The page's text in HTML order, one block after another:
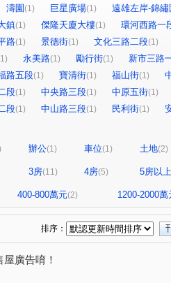
濤園(1) 巨星廣場(1)
遠雄左岸-錦繡
鎮(1) 傑隆天廈大樓(1)
環河西路一
路(1) 景德街(1) 文化三路二段(1)
永美路(1) 勵行街(1)
新市三路
路五段(1) 寶清街(1) 福山街(1)
段(1) 中央路三段(1) 中原五街(1)
段(1) 中山路三段(1) 民利街(1)
辦公(1) 車位(1) 土地(2)
3房(11) 4房(5) 5房以上
400-800萬元(2) 1200-2000萬
排序：
廣告唷！